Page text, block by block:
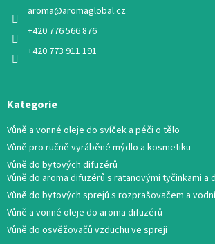
aroma@aromaglobal.cz
+420 776 566 876
+420 773 911 191
Kategorie
Vůně a vonné oleje do svíček a péči o tělo
Vůně pro ručně vyráběné mýdlo a kosmetiku
Vůně do bytových difuzérů
Vůně do aroma difuzérů s ratanovými tyčinkami a
Vůně do bytových sprejů s rozprašovačem a
Vůně a vonné oleje do aroma difuzérů
Vůně do osvěžovačů vzduchu ve spreji